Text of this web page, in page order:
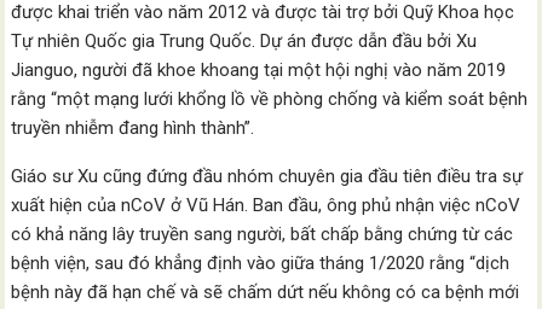
được khai triển vào năm 2012 và được tài trợ bởi Quỹ Khoa học
Tự nhiên Quốc gia Trung Quốc. Dự án được dẫn đầu bởi Xu
Jianguo, người đã khoe khoang tại một hội nghị vào năm 2019
rằng “một mạng lưới khổng lồ về phòng chống và kiểm soát bệnh
truyền nhiễm đang hình thành”.
Giáo sư Xu cũng đứng đầu nhóm chuyên gia đầu tiên điều tra sự
xuất hiện của nCoV ở Vũ Hán. Ban đầu, ông phủ nhận việc nCoV
có khả năng lây truyền sang người, bất chấp bằng chứng từ các
bệnh viện, sau đó khẳng định vào giữa tháng 1/2020 rằng “dịch
bệnh này đã hạn chế và sẽ chấm dứt nếu không có ca bệnh mới